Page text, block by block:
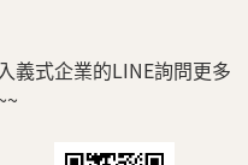
義式企業的LINE詢問更多